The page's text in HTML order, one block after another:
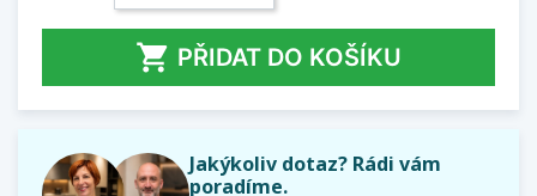
 PŘIDAT DO KOŠÍKU
Jakýkoliv dotaz? Rádi vám
poradíme.